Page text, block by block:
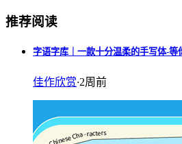
推荐阅读
字语字库｜一款十分温柔的手写体-等
佳作欣赏·2周前